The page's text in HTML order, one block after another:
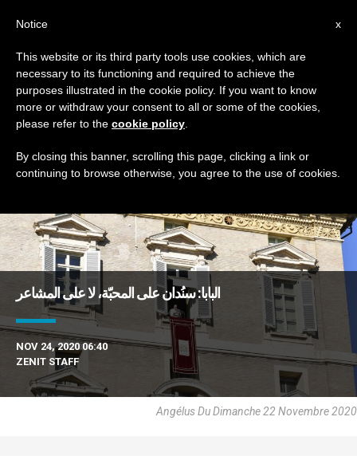
TAG
DERNIÈRES NOUVELLES
البابا: سنُدان على المحبّة، لا على المشاعر
NOV 24, 2020 06:40
ZENIT STAFF
Angélus Du Dimanche 22 Novembre 2020
x
Notice
This website or its third party tools use cookies, which are
necessary to its functioning and required to achieve the
purposes illustrated in the cookie policy. If you want to know
more or withdraw your consent to all or some of the cookies,
please refer to the cookie policy
By closing this banner, scrolling this page, clicking a link or
continuing to browse otherwise, you agree to the use of cookies.